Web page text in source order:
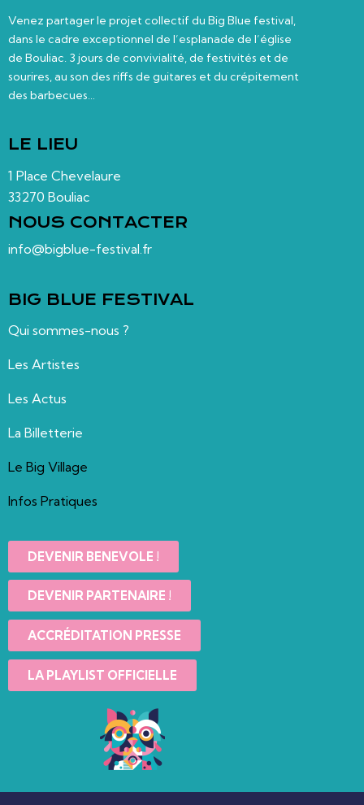
Venez partager le projet collectif du Big Blue festival,
dans le cadre exceptionnel de l’esplanade de l’église
de Bouliac. 3 jours de convivialité, de festivités et de
sourires, au son des riffs de guitares et du crépitement
des barbecues…
LE LIEU
1 Place Chevelaure
33270 Bouliac
NOUS CONTACTER
info@bigblue-festival.fr
BIG BLUE FESTIVAL
Qui sommes-nous ?
Les Artistes
Les Actus
La Billetterie
Le Big Village
Infos Pratiques
DEVENIR BENEVOLE !
DEVENIR PARTENAIRE !
ACCRÉDITATION PRESSE
LA PLAYLIST OFFICIELLE